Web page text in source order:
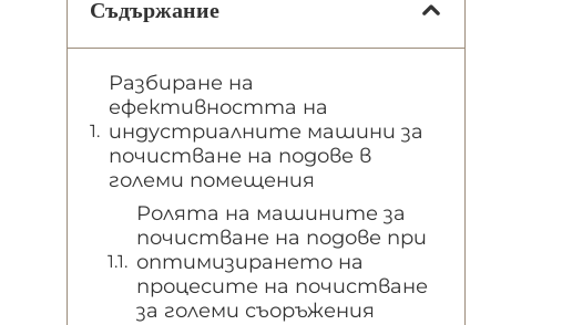
Съдържание
Разбиране на
ефективността на
индустриалните машини за
почистване на подове в
големи помещения
Ролята на машините за
почистване на подове при
оптимизирането на
процесите на почистване
за големи съоръжения